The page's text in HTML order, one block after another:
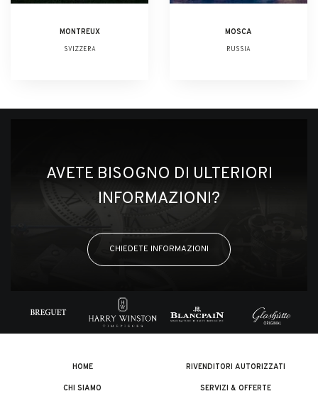
MONTREUX
SVIZZERA
MOSCA
RUSSIA
AVETE BISOGNO DI ULTERIORI
INFORMAZIONI?
CHIEDETE INFORMAZIONI
HOME
CHI SIAMO
RIVENDITORI AUTORIZZATI
SERVIZI & OFFERTE